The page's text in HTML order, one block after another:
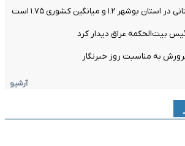
۱.۲ و میانگین کشوری ۱.۷۵ است
بیت‌الحکمه عراق دیدار کرد
به مناسبت روز خبرنگار
آرشیو